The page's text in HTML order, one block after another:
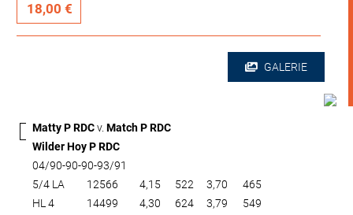
18,00 €
GALERIE
Matty P RDCv. Match P RDC
Wilder Hoy P RDC
04/90-90-90-93/91
5/4 LA
12566 4,15 522 3,70
465
HL 4
14499 4,30 624 3,79
549